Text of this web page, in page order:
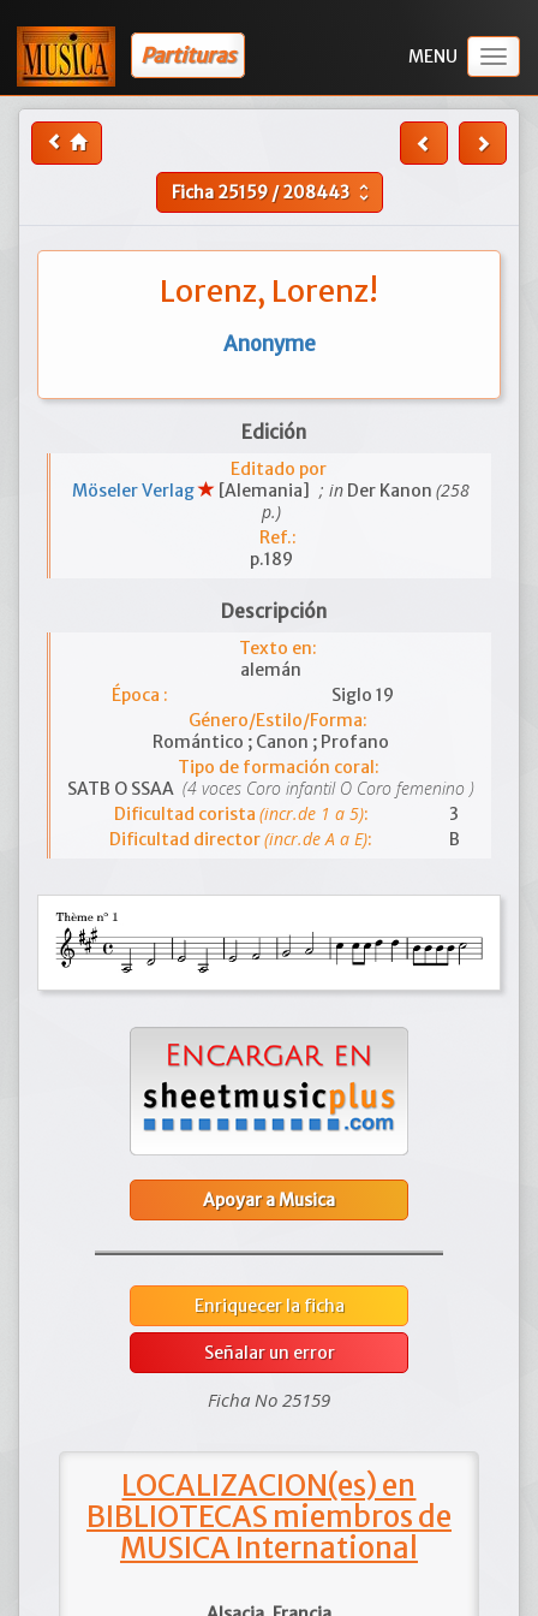
Partituras
Ficha25159/208443 unfold_more
Lorenz, Lorenz!
Anonyme
Edición
Editado por
Möseler Verlag
[Alemania] ; in Der Kanon (258
p.)
Ref.:
p.189
Descripción
Texto en:
alemán
Época :
Siglo 19
Género/Estilo/Forma:
Romántico ; Canon ; Profano
Tipo de formación coral:
SATB O SSAA (4 voces Coro infantil O Coro femenino )
Dificultad corista (incr.de 1 a 5):
3
Dificultad director(incr.de A a E): B
Apoyar a Musica
Enriquecer la ficha
Señalar un error
Ficha No 25159
LOCALIZACION(es) en
BIBLIOTECAS miembros de
MUSICA International